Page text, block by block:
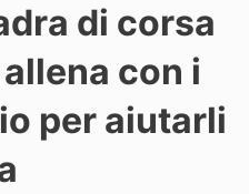
di corsa
con i
per aiutarli